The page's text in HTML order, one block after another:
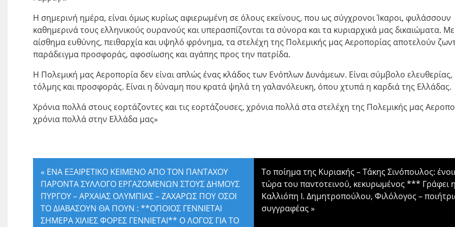
Η σημερινή ημέρα, είναι όμως κυρίως αφιερωμένη σε όλους εκείνους, που ως σύγχρονοι Ίκαροι, φυλάσσουν
καθημερινά τους ελληνικούς ουρανούς και υπερασπίζονται τα σύνορα και τα κυριαρχικά μας δικαιώματα. Με
αίσθημα ευθύνης, πειθαρχία και υψηλό φρόνημα, τα στελέχη της Πολεμικής μας Αεροπορίας αποτελούν
παράδειγμα προσφοράς, αφοσίωσης και αγάπης προς την πατρίδα.
Η Πολεμική μας Αεροπορία δεν είναι απλώς ένας κλάδος των Ενόπλων Δυνάμεων. Είναι σύμβολο ελευθερίας,
τόλμης και προσφοράς. Είναι η δύναμη που κρατά ψηλά τη γαλανόλευκη, όπου χτυπά η καρδιά της Ελλάδας.
Χρόνια πολλά στους εορτάζοντες και τις εορτάζουσες, χρόνια πολλά στα στελέχη της Πολεμικής μας
χρόνια πολλά στην Ελλάδα μας»
« ΕΝΑ ΕΞΑΙΡΕΤΙΚΟ ΚΕΙΜΕΝΟ ΑΠΟ ΤΟΝ ΠΑΝΤΑΧΟΥ
ΠΑΡΟΝΤΑ ΣΥΛΛΟΓΟ ΕΡΓΑΖΟΜΕΝΩΝ ΣΤΟΥΣ ΔΗΜΟΥΣ
ΠΥΡΓΟΥ – ΑΡΧΑΙΑΣ ΟΛΥΜΠΙΑΣ – ΖΑΧΑΡΩΣ ΠΟΥ ΟΣΟΙ
ΤΟ ΔΙΑΒΑΣΟΥΝ ΘΑ ΠΟΥΝ : **ΟΠΟΙΟΣ ΓΕΝΝΙΕΤΑΙ
ΣΗΜΕΡΑ ΧΙΛΙΕΣ ΦΟΡΕΣ ΓΕΝΝΙΕΤΑΙ** Ο ΛΟΓΟΣ ΓΙΑ ΤΟ
Το ποίημα της Κυριακής – Τάκης Σινόπουλος:
τώρα του παντοτεινού, κεκυρωμένος *** Γράφει η
Καλλιόπη Ι. Δημητροπούλου, Φιλόλογος –
συγγραφέας»